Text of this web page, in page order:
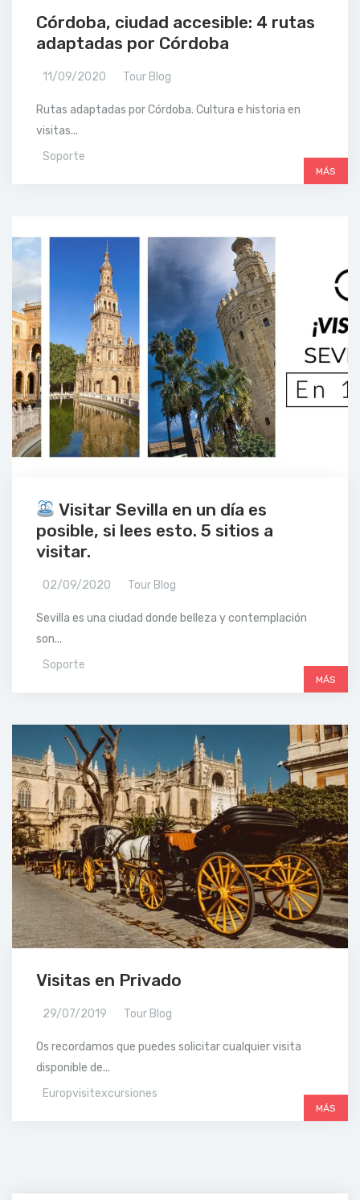
Córdoba, ciudad accesible: 4 rutas
adaptadas por Córdoba
11/09/2020 Tour Blog
Rutas adaptadas por Córdoba. Cultura e historia en
visitas...
Soporte
MÁS
Visitar Sevilla en un día es
posible, si lees esto. 5 sitios a
visitar.
02/09/2020 Tour Blog
Sevilla es una ciudad donde belleza y contemplación
son...
Soporte
MÁS
Visitas en Privado
29/07/2019 Tour Blog
Os recordamos que puedes solicitar cualquier visita
disponible de...
Europvisitexcursiones
MÁS